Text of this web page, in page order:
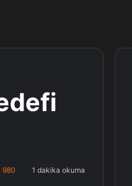
980 1 dakika okuma